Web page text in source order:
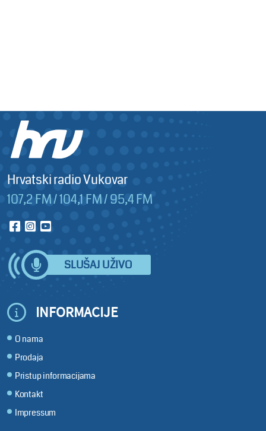
Hrvatski radio Vukovar
107,2 FM / 104,1 FM / 95,4 FM
SLUŠAJ UŽIVO
INFORMACIJE
O nama
Prodaja
Pristup informacijama
Kontakt
Impressum